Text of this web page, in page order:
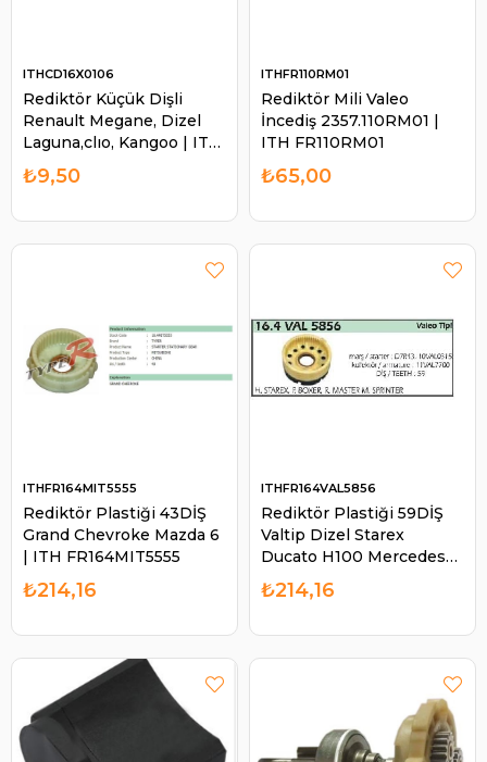
Rediktör Küçük Dişli
Renault Megane, Dizel
Laguna,clıo, Kangoo | ITH
CD16X0106
ITHCD16X0106
₺9,50
Rediktör Mili Valeo
İncediş 2357.110RM01 |
ITH FR110RM01
ITHFR110RM01
₺65,00
Rediktör Plastiği 43DİŞ
Grand Chevroke Mazda 6
| ITH FR164MIT5555
ITHFR164MIT5555
₺214,16
Rediktör Plastiği 59DİŞ
Valtip Dizel Starex
Ducato H100 Mercedes
Sprinter Boxer 5856 | ITH
FR164VAL5856
ITHFR164VAL5856
₺214,16